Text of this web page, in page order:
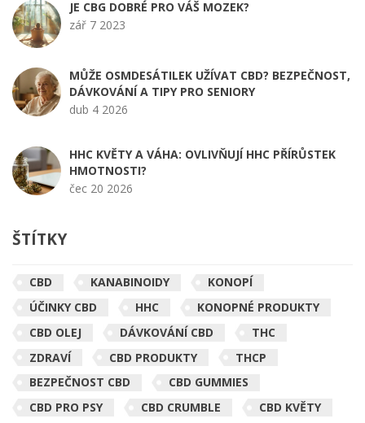
JE CBG DOBRÉ PRO VÁŠ MOZEK?
zář 7 2023
MŮŽE OSMDESÁTILEK UŽÍVAT CBD? BEZPEČNOST,
DÁVKOVÁNÍ A TIPY PRO SENIORY
dub 4 2026
HHC KVĚTY A VÁHA: OVLIVŇUJÍ HHC PŘÍRŮSTEK
HMOTNOSTI?
čec 20 2026
ŠTÍTKY
CBD KANABINOIDY
KONOPÍ
ÚČINKY CBD
HHC
KONOPNÉ PRODUKTY
CBD OLEJ
DÁVKOVÁNÍ CBD
THC
ZDRAVÍ
CBD PRODUKTY
THCP
BEZPEČNOST CBD
CBD GUMMIES
CBD PRO PSY
CBD CRUMBLE
CBD KVĚTY